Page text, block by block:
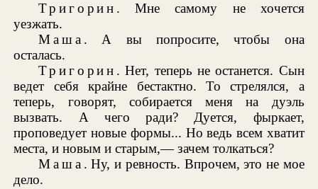
Тригорин . Мне самому не хочется
уезжать.
Маша . А вы попросите, чтобы она
осталась.
Тригорин . Нет, теперь не останется. Сын
ведет себя крайне бестактно. То стрелялся, а
теперь, говорят, собирается меня на дуэль
вызвать. А чего ради? Дуется, фыркает,
проповедует новые формы... Но ведь всем хватит
места, и новым и старым,— зачем толкаться?
Маша . Ну, и ревность. Впрочем, это не мое
дело.